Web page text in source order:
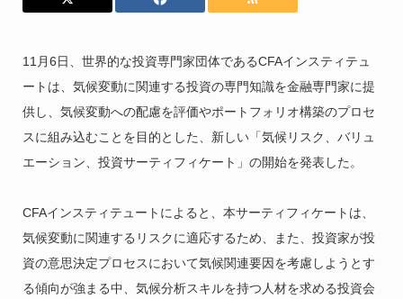
11月6日、世界的な投資専門家団体であるCFAインスティテュ
ートは、気候変動に関連する投資の専門知識を金融専門家に提
供し、気候変動への配慮を評価やポートフォリオ構築のプロセ
スに組み込むことを目的とした、新しい「気候リスク、バリュ
エーション、投資サーティフィケート」の開始を発表した。
CFAインスティテュートによると、本サーティフィケートは、
気候変動に関連するリスクに適応するため、また、投資家が投
資の意思決定プロセスにおいて気候関連要因を考慮しようとす
る傾向が強まる中、気候分析スキルを持つ人材を求める投資会